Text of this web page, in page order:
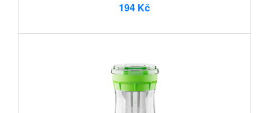
194 Kč